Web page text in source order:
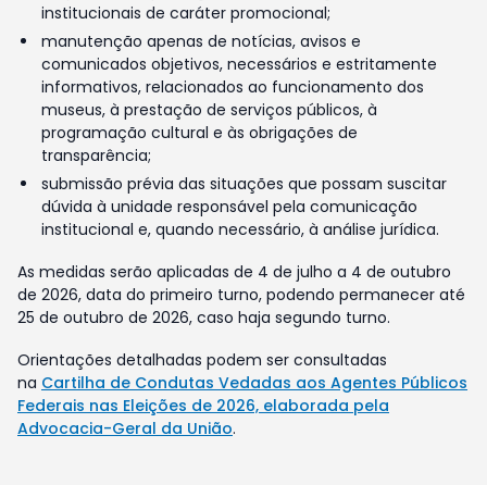
institucionais de caráter promocional;
manutenção apenas de notícias, avisos e
comunicados objetivos, necessários e estritamente
informativos, relacionados ao funcionamento dos
museus, à prestação de serviços públicos, à
programação cultural e às obrigações de
transparência;
submissão prévia das situações que possam suscitar
dúvida à unidade responsável pela comunicação
institucional e, quando necessário, à análise jurídica.
As medidas serão aplicadas de 4 de julho a 4 de outubro
de 2026, data do primeiro turno, podendo permanecer até
25 de outubro de 2026, caso haja segundo turno.
Orientações detalhadas podem ser consultadas
na Cartilha de Condutas Vedadas aos Agentes Públicos
Federais nas Eleições de 2026, elaborada pela
Advocacia-Geral da União.